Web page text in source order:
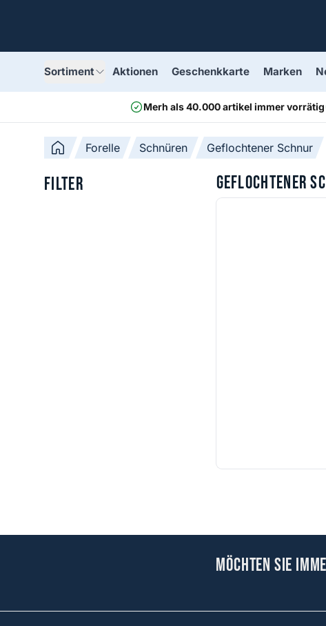
Sortiment Aktionen Geschenkkarte Marken
Merh als 40.000 artikel immer vorrätig
Forelle Schnüren Geflochtener Schnur
Filter Geflochtener
Möchten Sie